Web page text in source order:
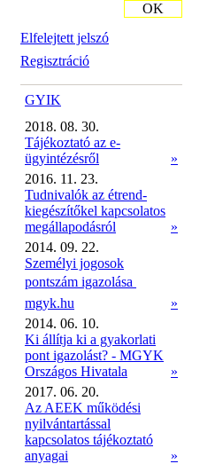
Elfelejtett jelszó
Regisztráció
OK
GYIK
2018. 08. 30.
Tájékoztató az e-
ügyintézésről
»
2016. 11. 23.
Tudnivalók az étrend-
kiegészítőkel kapcsolatos
megállapodásról
»
2014. 09. 22.
Személyi jogosok
pontszám igazolása 
mgyk.hu
»
2014. 06. 10.
Ki állítja ki a gyakorlati
pont igazolást? - MGYK
Országos Hivatala
»
2017. 06. 20.
Az AEEK működési
nyilvántartással
kapcsolatos tájékoztató
anyagai
»